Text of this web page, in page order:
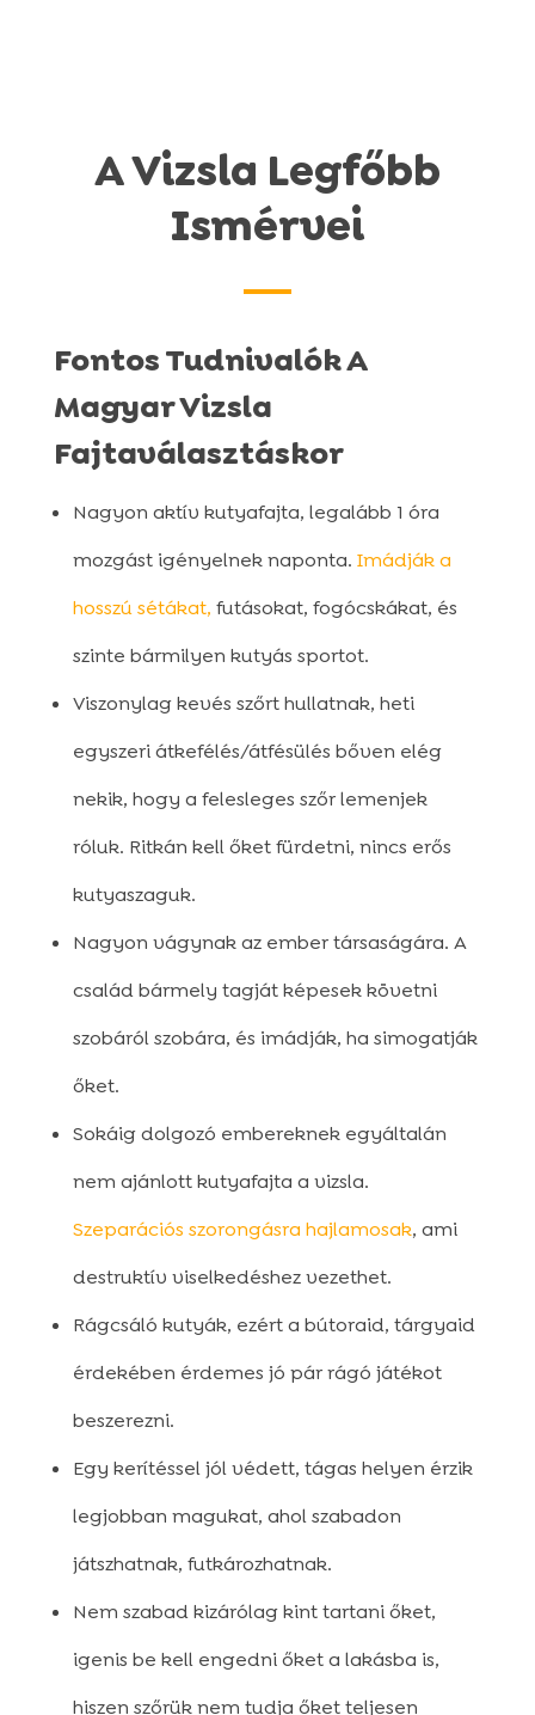
A Vizsla Legfőbb
Ismérvei
Fontos Tudnivalók A
Magyar Vizsla
Fajtaválasztáskor
Nagyon aktív kutyafajta, legalább 1 óra
mozgást igényelnek naponta. Imádják a
hosszú sétákat, futásokat, fogócskákat, és
szinte bármilyen kutyás sportot.
Viszonylag kevés szőrt hullatnak, heti
egyszeri átkefélés/átfésülés bőven elég
nekik, hogy a felesleges szőr lemenjek
róluk. Ritkán kell őket fürdetni, nincs erős
kutyaszaguk.
Nagyon vágynak az ember társaságára. A
család bármely tagját képesek követni
szobáról szobára, és imádják, ha simogatják
őket.
Sokáig dolgozó embereknek egyáltalán
nem ajánlott kutyafajta a vizsla.
Szeparációs szorongásra hajlamosak, ami
destruktív viselkedéshez vezethet.
Rágcsáló kutyák, ezért a bútoraid, tárgyaid
érdekében érdemes jó pár rágó játékot
beszerezni.
Egy kerítéssel jól védett, tágas helyen érzik
legjobban magukat, ahol szabadon
játszhatnak, futkározhatnak.
Nem szabad kizárólag kint tartani őket,
igenis be kell engedni őket a lakásba is,
hiszen szőrük nem tudja őket teljesen